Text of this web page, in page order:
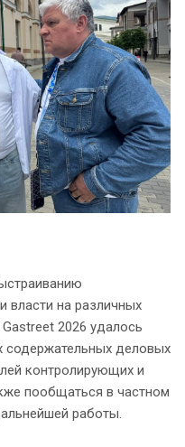
власти на различных
2026 удалось
содержательных деловых
контролирующих и
пообщаться в частном
работы.